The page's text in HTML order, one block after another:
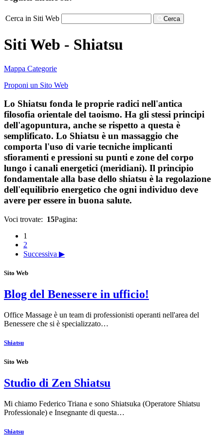
Cerca in Siti Web Cerca
Siti Web - Shiatsu
Mappa Categorie
Proponi un Sito Web
Lo Shiatsu fonda le proprie radici nell'antica
filosofia orientale del taoismo. Ha gli stessi principi
dell'agopuntura, anche se rispetto a questa è
semplificato. Lo Shiatsu è un massaggio che
comporta l'uso di varie tecniche implicanti
sfioramenti e pressioni su punti e zone del corpo
lungo i canali energetici (meridiani). Il principio
fondamentale alla base dello shiatsu è la regolazione
dell'equilibrio energetico che ogni individuo deve
avere per essere in buona salute.
Voci trovate: 15Pagina:
1
2
Successiva ▶
Sito Web
Blog del Benessere in ufficio!
Office Massage è un team di professionisti operanti nell'area del
Benessere che si è specializzato…
Shiatsu
Sito Web
Studio di Zen Shiatsu
Mi chiamo Federico Triana e sono Shiatsuka (Operatore Shiatsu
Professionale) e Insegnante di questa…
Shiatsu